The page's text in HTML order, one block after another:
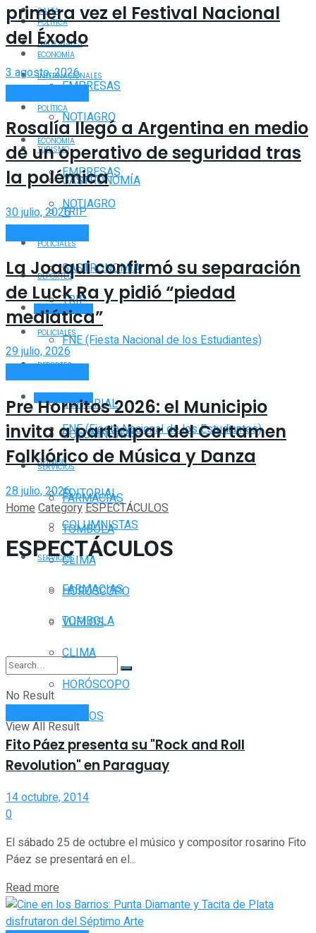
POLÍTICA
ECONOMÍA
EMPRESAS
NOTIAGRO
TURISMO
GASTRONOMÍA
TRIP
POLICIALES
DEPORTES
ESPECTÁCULOS
FNE (Fiesta Nacional de los Estudiantes)
EDITORIAL
COLUMNISTAS
SERVICIOS
FARMACIAS
TOMBOLA
CLIMA
HORÓSCOPO
VUELOS
No Result
View All Result
SALTA
NACIONALES
INTERNACIONALES
POLÍTICA
ECONOMÍA
EMPRESAS
NOTIAGRO
GASTRONOMÍA
TRIP
POLICIALES
DEPORTES
ESPECTÁCULOS
FNE (Fiesta Nacional de los Estudiantes)
OPINIÓN
EDITORIAL
COLUMNISTAS
SERVICIOS
FARMACIAS
TOMBOLA
CLIMA
HORÓSCOPO
VUELOS
primera vez el Festival Nacional
del Éxodo
3 agosto, 2026
Rosalía llegó a Argentina en medio
de un operativo de seguridad tras
la polémica
30 julio, 2026
La Joaqui confirmó su separación
de Luck Ra y pidió “piedad
mediática”
29 julio, 2026
Pre Hornitos 2026: el Municipio
invita a participar del Certamen
Folklórico de Música y Danza
28 julio, 2026
HomeCategoryESPECTÁCULOS
ESPECTÁCULOS
Fito Páez presenta su "Rock and Roll
Revolution" en Paraguay
14 octubre, 2014
0
El sábado 25 de octubre el músico y compositor rosarino Fito
Páez se presentará en el...
Read more